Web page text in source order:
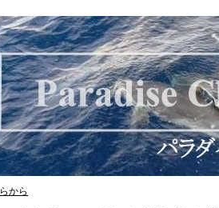
から